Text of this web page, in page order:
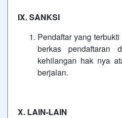
IX. SANKSI
Pendaftar yang
berkas pendaftaran
kehilangan hak nya
berjalan.
X. LAIN-LAIN